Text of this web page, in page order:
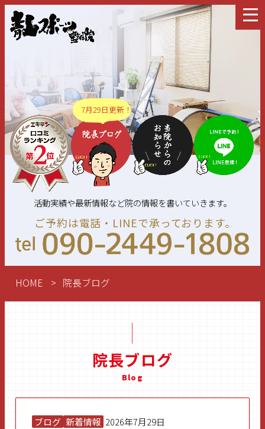
7月29日更新！
活動実績や最新情報など院の情報を書いていきます。
ご予約は電話・LINEで承っております。
HOME 院長ブログ
院長ブログ
Blog
ブログ 新着情報 2026年7月29日